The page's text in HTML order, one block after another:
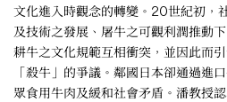
文化進入時觀念的轉變。20世紀初，
及技術之發展、屠牛之可觀利潤推動
耕牛之文化規範互相衝突，並因此而
「殺牛」的爭議。鄰國日本卻通過進
眾食用牛肉及緩和社會矛盾。潘教授